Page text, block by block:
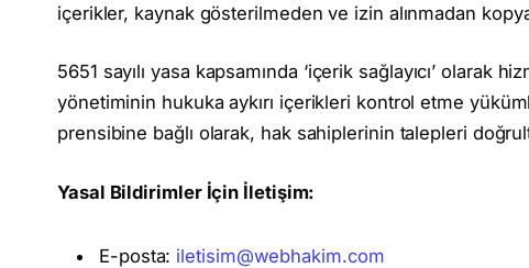
içerikler, kaynak gösterilmeden ve izin alınmadan
5651 sayılı yasa kapsamında ‘içerik sağlayıcı’
yönetiminin hukuka aykırı içerikleri kontrol etme
prensibine bağlı olarak, hak sahiplerinin talepleri
Yasal Bildirimler İçin İletişim:
E-posta: iletisim@webhakim.com